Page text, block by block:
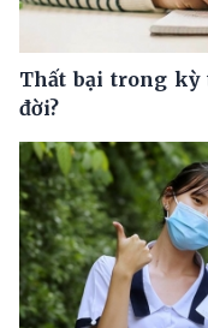
Thất bại trong kỳ
đời?